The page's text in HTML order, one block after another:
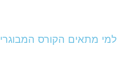
למי מתאים הקורס